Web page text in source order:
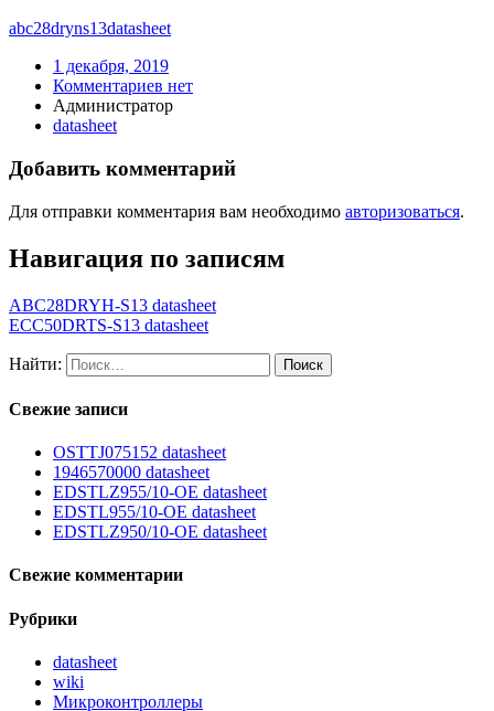
abc28dryns13datasheet
1 декабря, 2019
Комментариев нет
Администратор
datasheet
Добавить комментарий
Для отправки комментария вам необходимо авторизоваться.
Навигация по записям
ABC28DRYH-S13 datasheet
ECC50DRTS-S13 datasheet
Найти:
Свежие записи
OSTTJ075152 datasheet
1946570000 datasheet
EDSTLZ955/10-OE datasheet
EDSTL955/10-OE datasheet
EDSTLZ950/10-OE datasheet
Свежие комментарии
Рубрики
datasheet
wiki
Микроконтроллеры